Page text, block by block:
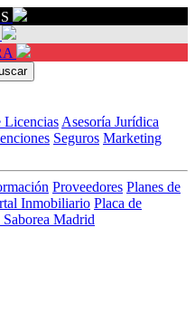
Licencias Asesoría Jurídica
Seguros Marketing
Proveedores Planes de
Inmobiliario Placa de
Madrid